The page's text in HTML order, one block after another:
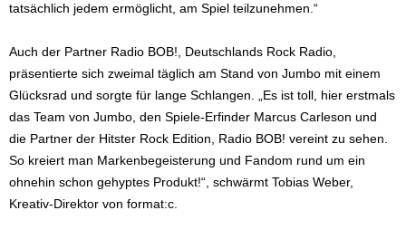
tatsächlich jedem ermöglicht, am Spiel teilzunehmen.“
Auch der Partner Radio BOB!, Deutschlands Rock Radio,
präsentierte sich zweimal täglich am Stand von Jumbo mit einem
Glücksrad und sorgte für lange Schlangen. „Es ist toll, hier erstmals
das Team von Jumbo, den Spiele-Erfinder Marcus Carleson und
die Partner der Hitster Rock Edition, Radio BOB! vereint zu sehen.
So kreiert man Markenbegeisterung und Fandom rund um ein
ohnehin schon gehyptes Produkt!“, schwärmt Tobias Weber,
Kreativ-Direktor von format:c.